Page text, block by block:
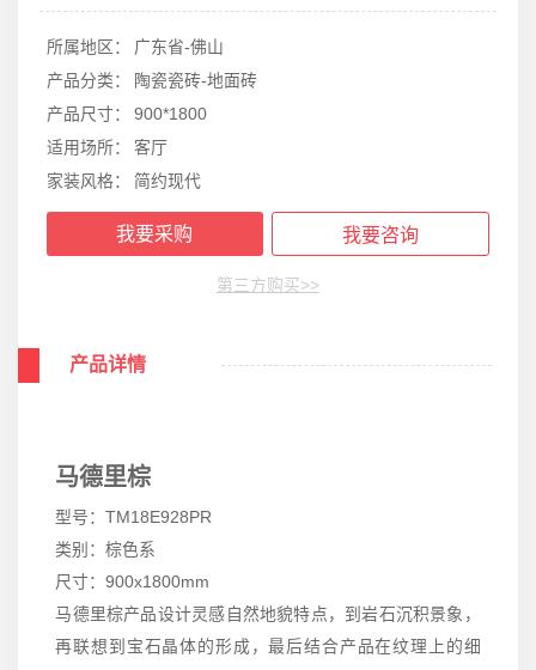
所属地区：
广东省-佛山
产品分类：
陶瓷瓷砖-地面砖
产品尺寸：
900*1800
适用场所：
客厅
家装风格：
简约现代
我要采购 我要咨询
第三方购买>>
产品详情
马德里棕
型号：TM18E928PR
类别：棕色系
尺寸：900x1800mm
马德里棕产品设计灵感自然地貌特点，到岩石沉积景象，
再联想到宝石晶体的形成，最后结合产品在纹理上的细